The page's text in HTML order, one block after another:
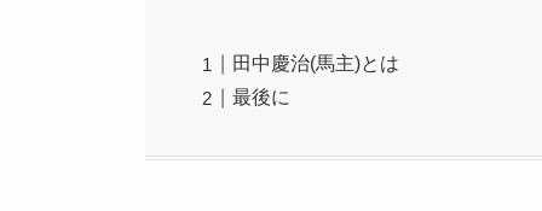
田中慶治(馬主)とは
最後に